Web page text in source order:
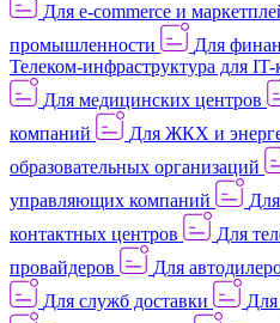
Для e-commerce и
промышленности
Для
Телеком-инфраструктура для
Для медицинских центров
компаний
Для ЖКХ и
образовательных организаций
управляющих компаний
контактных центров
Для
провайдеров
Для
Для служб доставки
Для